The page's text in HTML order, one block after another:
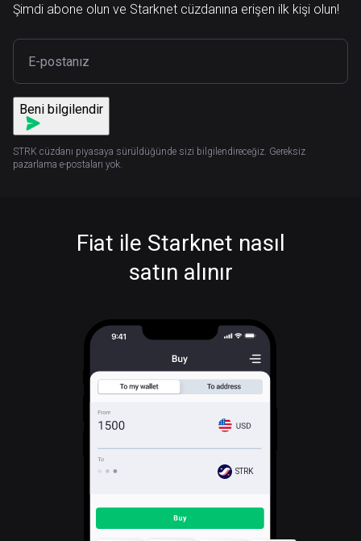
Şimdi abone olun ve Starknet cüzdanına erişen ilk kişi olun!
Beni bilgilendir
STRK cüzdanı piyasaya sürüldüğünde sizi bilgilendireceğiz. Gereksiz
pazarlama e-postaları yok.
Fiat ile Starknet nasıl
satın alınır
STRK